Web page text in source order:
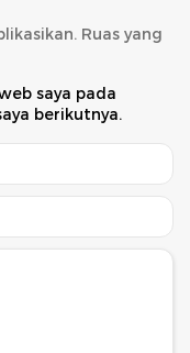
Ruas yang
saya pada
berikutnya.